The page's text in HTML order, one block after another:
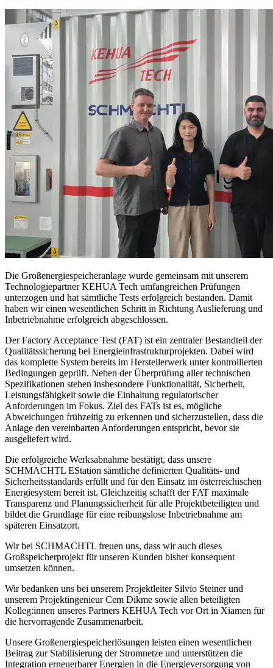
Die Großenergiespeicheranlage wurde gemeinsam mit unserem
Technologiepartner KEHUA Tech umfangreichen Prüfungen
unterzogen und hat sämtliche Tests erfolgreich bestanden. Damit
haben wir einen wesentlichen Schritt in Richtung Auslieferung und
Inbetriebnahme erfolgreich abgeschlossen.
Der Factory Acceptance Test (FAT) ist ein zentraler Bestandteil der
Qualitätssicherung bei Energieinfrastrukturprojekten. Dabei wird
das komplette System bereits im Herstellerwerk unter kontrollierten
Bedingungen geprüft. Neben der Überprüfung aller technischen
Spezifikationen stehen insbesondere Funktionalität, Sicherheit,
Leistungsfähigkeit sowie die Einhaltung regulatorischer
Anforderungen im Fokus. Ziel des FATs ist es, mögliche
Abweichungen frühzeitig zu erkennen und sicherzustellen, dass die
Anlage den vereinbarten Anforderungen entspricht, bevor sie
ausgeliefert wird.
Die erfolgreiche Werksabnahme bestätigt, dass unsere
SCHMACHTL EStation sämtliche definierten Qualitäts- und
Sicherheitsstandards erfüllt und für den Einsatz im österreichischen
Energiesystem bereit ist. Gleichzeitig schafft der FAT maximale
Transparenz und Planungssicherheit für alle Projektbeteiligten und
bildet die Grundlage für eine reibungslose Inbetriebnahme am
späteren Einsatzort.
Wir bei SCHMACHTL freuen uns, dass wir auch dieses
Großspeicherprojekt für unseren Kunden bisher konsequent
umsetzen können.
Wir bedanken uns bei unserem Projektleiter Silvio Steiner und
unserem Projektingenieur Cem Dikme sowie allen beteiligten
Kolleg:innen unseres Partners KEHUA Tech vor Ort in Xiamen für
die hervorragende Zusammenarbeit.
Unsere Großenergiespeicherlösungen leisten einen wesentlichen
Beitrag zur Stabilisierung der Stromnetze und unterstützen die
Integration erneuerbarer Energien in die Energieversorgung von